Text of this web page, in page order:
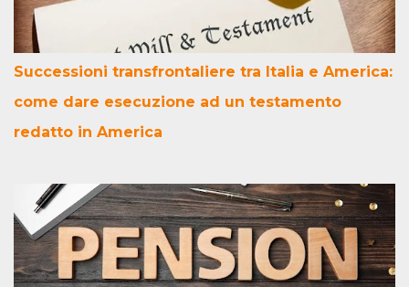
Successioni transfrontaliere tra Italia e America:
come dare esecuzione ad un testamento
redatto in America